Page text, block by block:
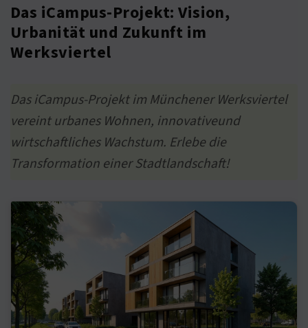
Das iCampus-Projekt: Vision,
Urbanität und Zukunft im
Werksviertel
Das iCampus-Projekt im Münchener Werksviertel
vereint urbanes Wohnen, innovativeund
wirtschaftliches Wachstum. Erlebe die
Transformation einer Stadtlandschaft!